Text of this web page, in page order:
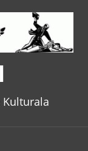
Kulturala